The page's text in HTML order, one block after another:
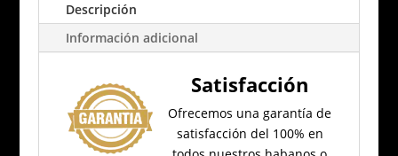
Descripción
Información adicional
Satisfacción
Ofrecemos una garantía de
satisfacción del 100% en